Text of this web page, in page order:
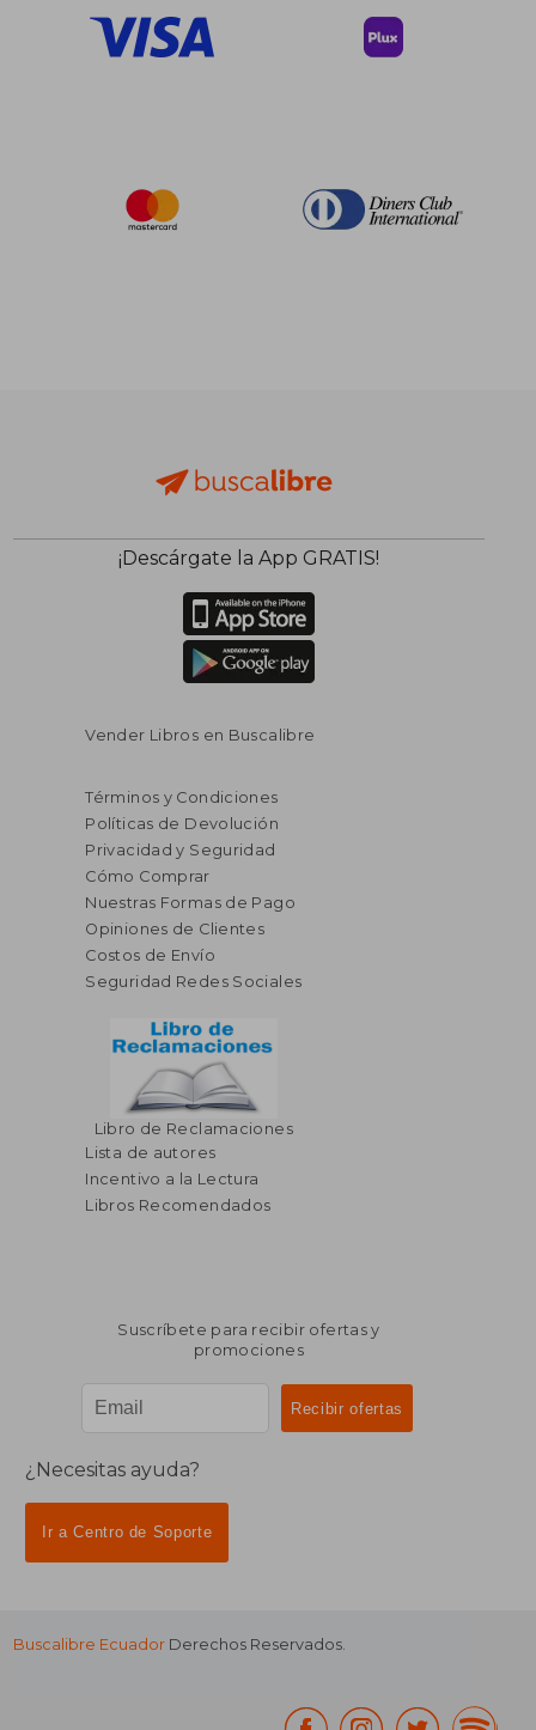
¡Descárgate la App GRATIS!
Vender Libros en Buscalibre
Términos y Condiciones
Políticas de Devolución
Privacidad y Seguridad
Cómo Comprar
Nuestras Formas de Pago
Opiniones de Clientes
Costos de Envío
Seguridad Redes Sociales
Libro de Reclamaciones
Lista de autores
Incentivo a la Lectura
Libros Recomendados
Suscríbete para recibir ofertas y
promociones
¿Necesitas ayuda?
Ir a Centro de Soporte
Buscalibre Ecuador Derechos Reservados.